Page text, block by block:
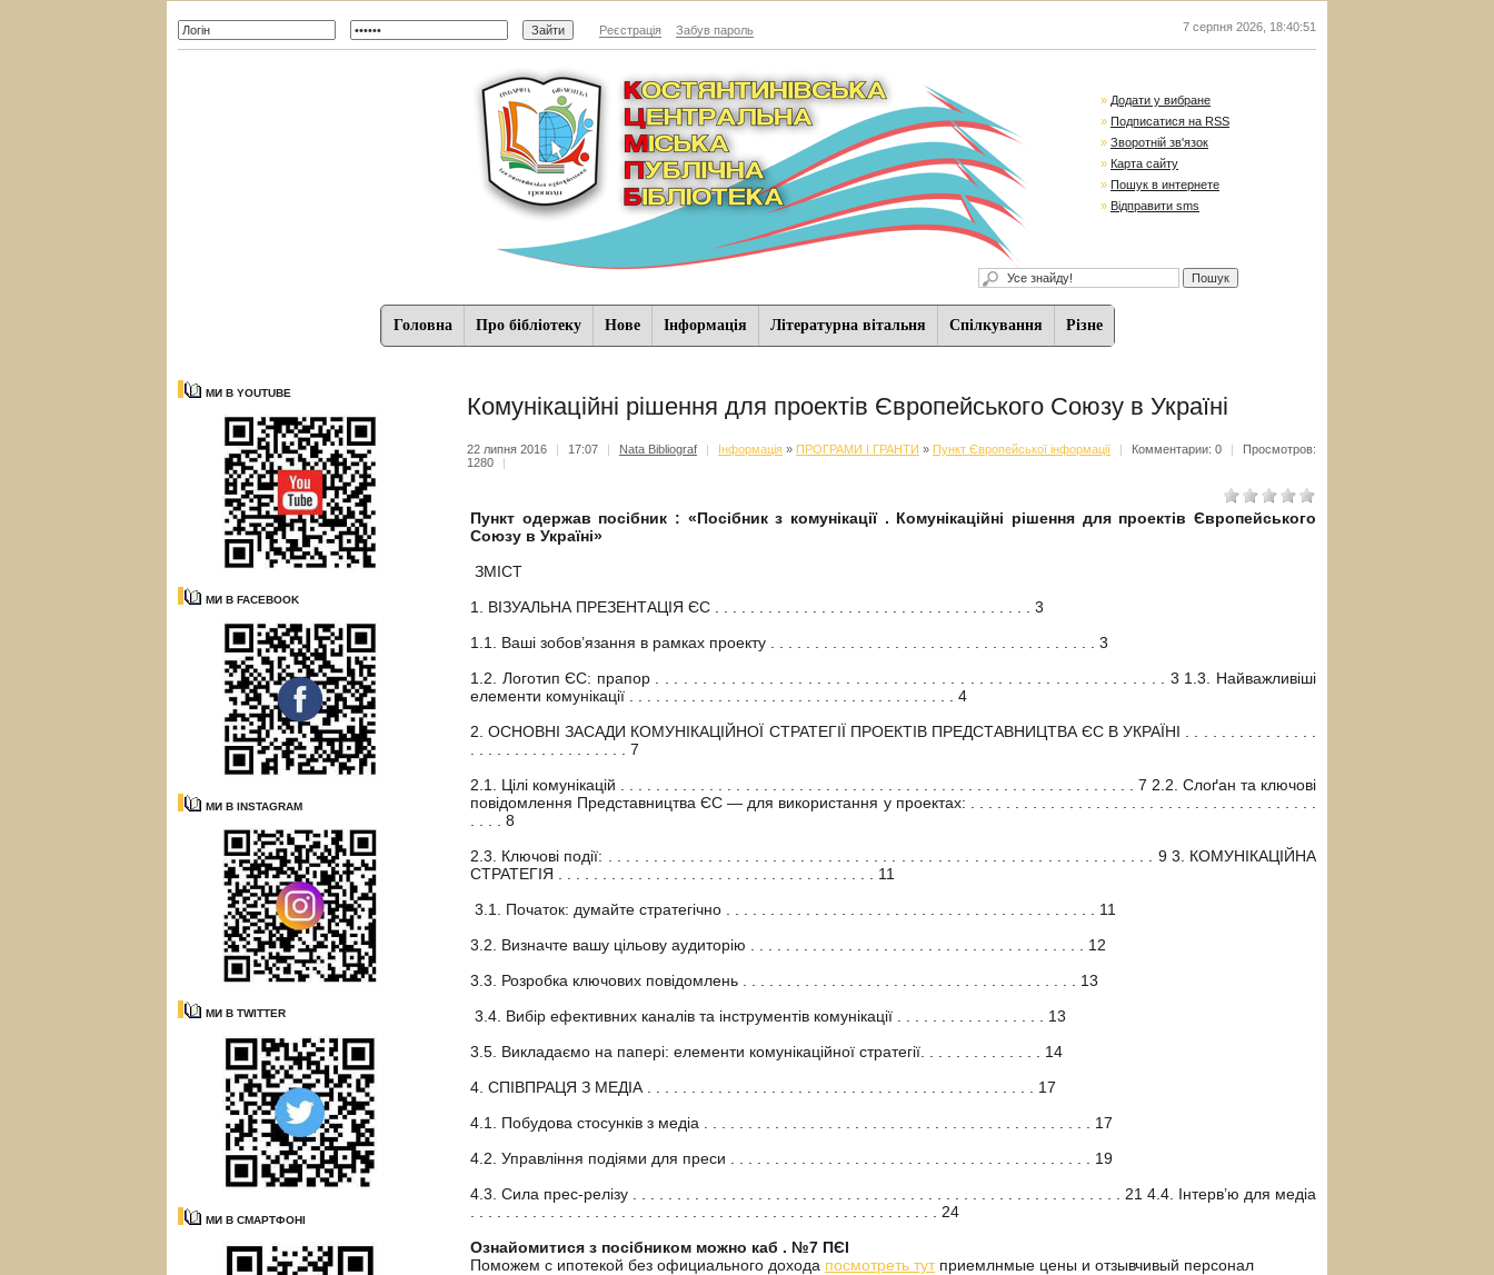
Реєстрація Забув пароль 7 серпня 2026 18:40:51
» Додати у вибране
» Подписатися на RSS
» Зворотній зв'язок
» Карта сайту
» Пошук в интернете
» Відправити sms
Головна Про бібліотеку Нове Iнформацiя Літературна вітальня Спiлкування Різне
МИ В YOUTUBE
МИ В FACEBOOK
МИ В INSTAGRAM
МИ В TWITTER
МИ В СМАРТФОНІ
Комунікаційні рішення для проектів Європейського Союзу в Україні
22 липня 2016 | 17:07 | Nata Bibliograf | Iнформацiя » ПРОГРАМИ І ГРАНТИ » Пункт Європейської інформації | Комментарии: 0 |
Просмотров:
1280
|
Пункт одержав посібник : «Посібник з комунікації . Комунікаційні рішення для проектів Європейського
Союзу в Україні»
ЗМІСТ
1. ВІЗУАЛЬНА ПРЕЗЕНТАЦІЯ ЄС . . . . . . . . . . . . . . . . . . . . . . . . . . . . . . . . . . . . 3
1.1. Ваші зобов’язання в рамках проекту . . . . . . . . . . . . . . . . . . . . . . . . . . . . . . . . . . . . . 3
1.2. Логотип ЄС: прапор . . . . . . . . . . . . . . . . . . . . . . . . . . . . . . . . . . . . . . . . . . . . . . . . . . . . . . 3 1.3. Найважливіші
елементи комунікації . . . . . . . . . . . . . . . . . . . . . . . . . . . . . . . . . . . . . 4
2. ОСНОВНІ ЗАСАДИ КОМУНІКАЦІЙНОЇ СТРАТЕГІЇ ПРОЕКТІВ ПРЕДСТАВНИЦТВА ЄС В УКРАЇНІ . . . . . . . . . . . . . . .
. . . . . . . . . . . . . . . . . . 7
2.1. Цілі комунікацій . . . . . . . . . . . . . . . . . . . . . . . . . . . . . . . . . . . . . . . . . . . . . . . . . . . . . . . . . . 7 2.2. Слоґан та ключові
повідомлення Представництва ЄС — для використання у проектах: . . . . . . . . . . . . . . . . . . . . . . . . . . . . . . . . . . . . . . .
. . . . 8
2.3. Ключові події: . . . . . . . . . . . . . . . . . . . . . . . . . . . . . . . . . . . . . . . . . . . . . . . . . . . . . . . . . . . . 9 3. КОМУНІКАЦІЙНА
СТРАТЕГІЯ . . . . . . . . . . . . . . . . . . . . . . . . . . . . . . . . . . . . 11
3.1. Початок: думайте стратегічно . . . . . . . . . . . . . . . . . . . . . . . . . . . . . . . . . . . . . . . . . . 11
3.2. Визначте вашу цільову аудиторію . . . . . . . . . . . . . . . . . . . . . . . . . . . . . . . . . . . . . . 12
3.3. Розробка ключових повідомлень . . . . . . . . . . . . . . . . . . . . . . . . . . . . . . . . . . . . . . 13
3.4. Вибір ефективних каналів та інструментів комунікації . . . . . . . . . . . . . . . . . 13
3.5. Викладаємо на папері: елементи комунікаційної стратегії. . . . . . . . . . . . . . 14
4. СПІВПРАЦЯ З МЕДІА . . . . . . . . . . . . . . . . . . . . . . . . . . . . . . . . . . . . . . . . . . . . 17
4.1. Побудова стосунків з медіа . . . . . . . . . . . . . . . . . . . . . . . . . . . . . . . . . . . . . . . . . . . . 17
4.2. Управління подіями для преси . . . . . . . . . . . . . . . . . . . . . . . . . . . . . . . . . . . . . . . . . 19
4.3. Сила прес-релізу . . . . . . . . . . . . . . . . . . . . . . . . . . . . . . . . . . . . . . . . . . . . . . . . . . . . . . . 21 4.4. Інтерв’ю для медіа
. . . . . . . . . . . . . . . . . . . . . . . . . . . . . . . . . . . . . . . . . . . . . . . . . . . . . 24
Ознайомитися з посібником можно каб . №7 ПЄІ
Поможем с ипотекой без официального дохода посмотреть тутприемлнмые цены и отзывчивый персонал